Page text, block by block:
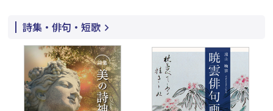
詩集・俳句・短歌